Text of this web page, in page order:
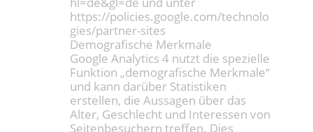
https://policies.google.com/technolo
gies/partner-sites
Demografische Merkmale
Google Analytics 4 nutzt die spezielle
Funktion „demografische Merkmale“
und kann darüber Statistiken
erstellen, die Aussagen über das
Alter, Geschlecht und Interessen von
Seitenbesuchern treffen. Dies